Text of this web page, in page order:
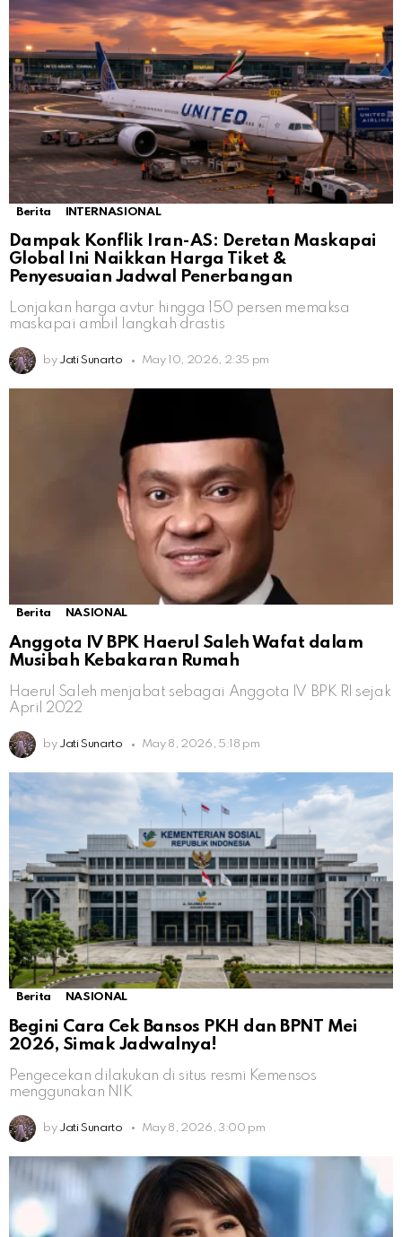
Berita INTERNASIONAL
Dampak Konflik Iran-AS: Deretan Maskapai
Global Ini Naikkan Harga Tiket &
Penyesuaian Jadwal Penerbangan
Lonjakan harga avtur hingga 150 persen memaksa
maskapai ambil langkah drastis
by Jati Sunarto May 10, 2026, 2:35 pm
Berita NASIONAL
Anggota IV BPK Haerul Saleh Wafat dalam
Musibah Kebakaran Rumah
Haerul Saleh menjabat sebagai Anggota IV BPK RI sejak
April 2022
by Jati Sunarto May 8, 2026, 5:18 pm
Berita NASIONAL
Begini Cara Cek Bansos PKH dan BPNT Mei
2026, Simak Jadwalnya!
Pengecekan dilakukan di situs resmi Kemensos
menggunakan NIK
by Jati Sunarto May 8, 2026, 3:00 pm